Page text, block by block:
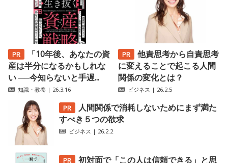
「10年後、あなたの資
産は半分になるかもしれな
い ──今知らないと手遅...
知識・教養 | 26.3.16
他責思考から自責思考
に変えることで起こる人間
関係の変化とは？
ビジネス | 26.2.5
人間関係で消耗しないためにまず満た
すべき５つの欲求
ビジネス | 26.2.2
初対面で「この人は信頼できる」と思